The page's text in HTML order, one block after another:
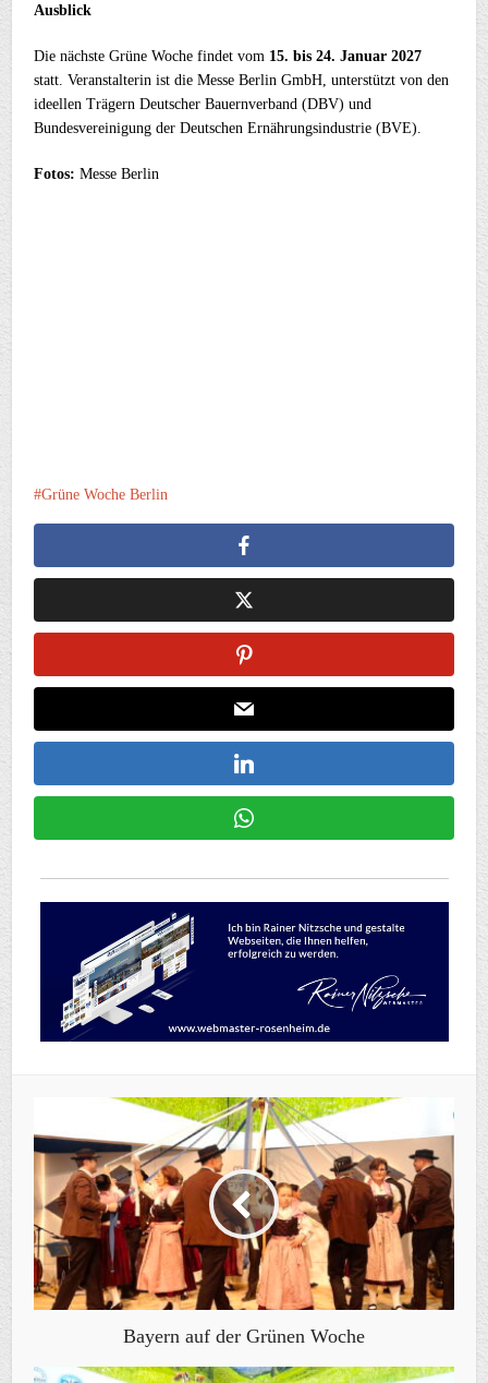
Ausblick
Die nächste Grüne Woche findet vom 15. bis 24. Januar 2027
statt. Veranstalterin ist die Messe Berlin GmbH, unterstützt von den
ideellen Trägern Deutscher Bauernverband (DBV) und
Bundesvereinigung der Deutschen Ernährungsindustrie (BVE).
Fotos: Messe Berlin
Grüne Woche Berlin
Bayern auf der Grünen Woche